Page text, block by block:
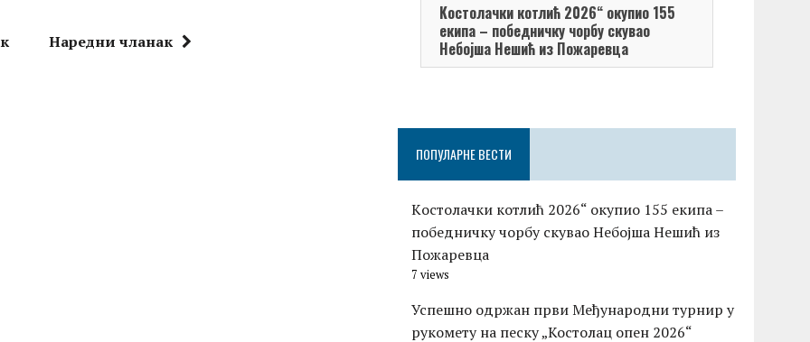
Наредни чланак
Kостолачки котлић 2026“ окупио 155
екипа – победничку чорбу скувао
Небојша Нешић из Пожаревца
ПОПУЛАРНЕ ВЕСТИ
Kостолачки котлић 2026“ окупио 155 екипа –
победничку чорбу скувао Небојша Нешић из
Пожаревца
7 views
Успешно одржан први Међународни турнир у
рукомету на песку „Костолац опен 2026“